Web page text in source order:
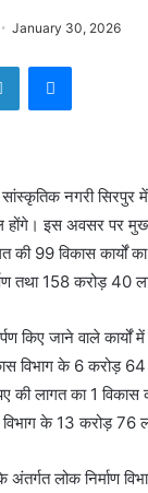
January 30, 2026
नगरी सिरपुर
होंगे। इस अवसर पर
की 99 विकास
तथा 158 करोड़
किए जाने वाले
विभाग के 6 करोड़
लागत का 1 विकास
विभाग के 13 करोड़
लोक निर्माण